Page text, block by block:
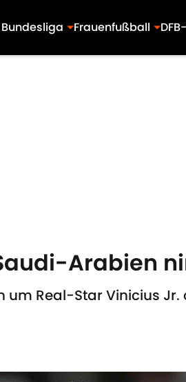
Bundesliga Frauenfußball
Arabien
Real-Star Vinicius Jr.